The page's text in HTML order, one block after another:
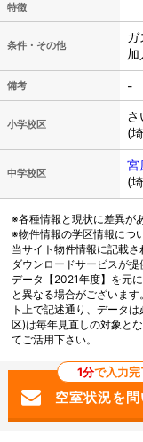
特徴
条件・その他
ガ
加
備考 -
小学校区
さ
(
中学校区
宮
(
※各種情報と現状に差異が
※物件情報の学区情報につ
当サイト物件情報に記載
ダウンロードサービスが
データ【2021年度】を元
と異なる場合がございま
ト上で記述通り、データ
区)は毎年見直しの対象と
てご活用下さい。
1分で入力完